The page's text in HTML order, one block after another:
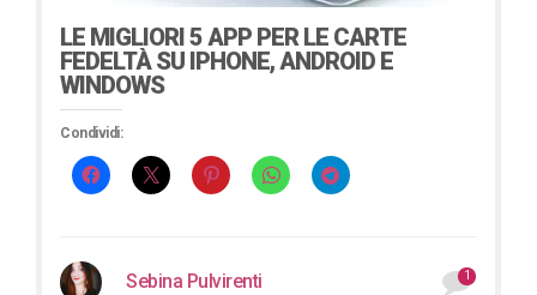
LE MIGLIORI 5 APP PER LE CARTE
FEDELTÀ SU IPHONE, ANDROID E
WINDOWS
Condividi:
Sebina Pulvirenti 1